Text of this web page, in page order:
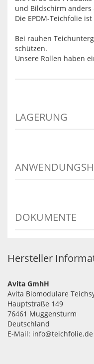
und Bildschirm anders
Die EPDM-Teichfolie
Bei rauhen
schützen.
Unsere Rollen haben
LAGERUNG
DOKUMENTE
Hersteller
Avita GmhH
Avita Biomodulare
Hauptstraße 149
76461 Muggensturm
Deutschland
E-Mail: info@teichfolie.de